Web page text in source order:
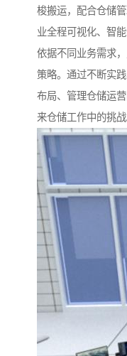
梭搬运，配合仓储
业全程可视化、智
依据不同业务需求
策略。通过不断实
布局、管理仓储运
来仓储工作中的挑战